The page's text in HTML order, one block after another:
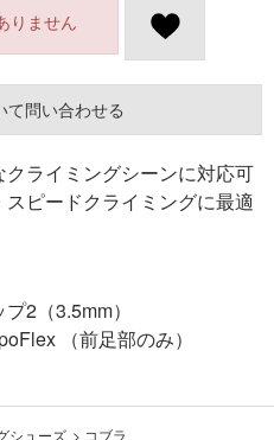
りません
て問い合わせる
ライミングシーンに対応可
ピードクライミングに最適
2（3.5mm）
（前足部のみ）
シューズ > コブラ